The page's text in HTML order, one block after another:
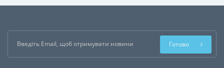
Готово